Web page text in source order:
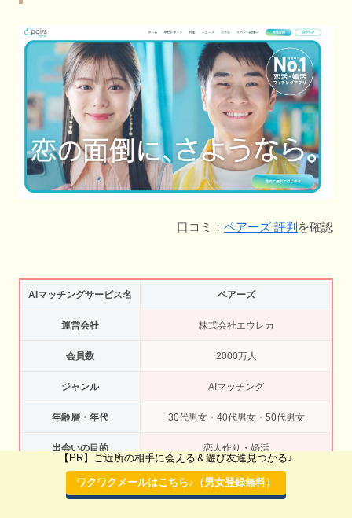
口コミ： ペアーズ 評判 を確認
AIマッチングサービス名 ペアーズ
運営会社 株式会社エウレカ
会員数 2000万人
ジャンル AIマッチング
年齢層・年代 30代男女・40代男女・50代男女
出会いの目的 恋人作り・婚活
アプリの特徴
おでかけ機能で好きな場所にデートでき
る・カジュアルなデート相手が見つけ
【PR】ご近所の相手に会える＆遊び友達見つかる♪
ワクワクメールはこちら♪（男女登録無料）